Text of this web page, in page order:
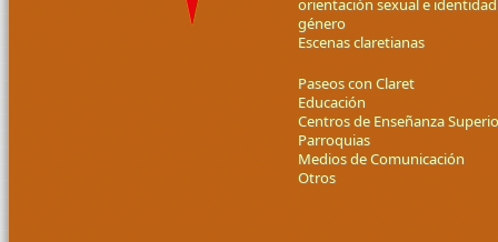
orientación sexual e
género
Escenas claretianas
Paseos con Claret
Educación
Centros de Enseñanza
Parroquias
Medios de Comunicación
Otros